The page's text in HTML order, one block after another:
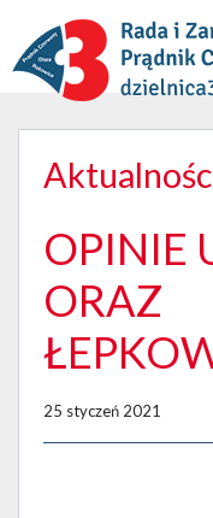
OPINIE
ORAZ
25 styczeń 2021